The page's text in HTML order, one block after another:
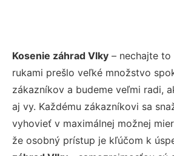
Kosenie záhrad Vlky – nechajte to
rukami prešlo veľké množstvo
zákazníkov a budeme veľmi radi,
aj vy. Každému zákazníkovi sa
vyhovieť v maximálnej možnej
že osobný prístup je kľúčom k